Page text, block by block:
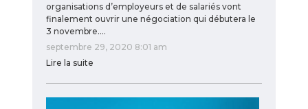
organisations d’employeurs et de salariés vont
finalement ouvrir une négociation qui débutera le
3 novembre.…
septembre 29, 2020 8:01 am
Lire la suite